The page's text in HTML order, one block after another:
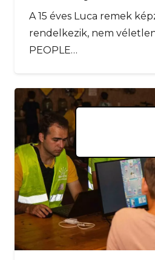
A 15 éves Luca remek
rendelkezik, nem
PEOPLE…